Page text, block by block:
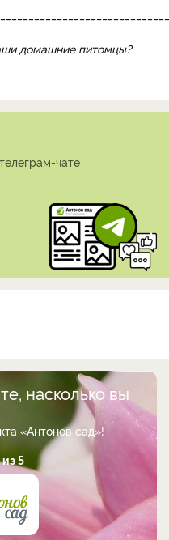
домашние питомцы?
чате
насколько вы
«Антонов сад»!
5